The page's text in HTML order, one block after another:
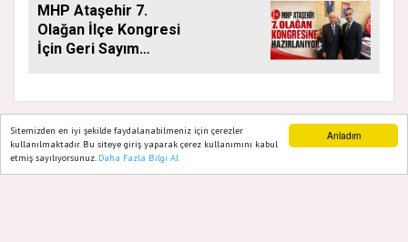
Anladım
Sitemizden en iyi şekilde faydalanabilmeniz için çerezler
kullanılmaktadır. Bu siteye giriş yaparak çerez kullanımını kabul
etmiş sayılıyorsunuz. Daha Fazla Bilgi Al
MHP Ataşehir 7.
Olağan İlçe Kongresi
İçin Geri Sayım
GAZETE ATAŞEHIR 2020
Ana Sayfa Web TV